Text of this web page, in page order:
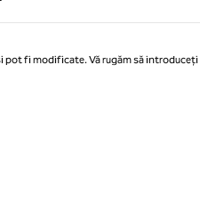
fi modificate. Vă rugăm să